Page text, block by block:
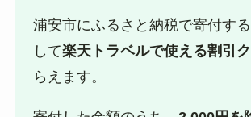
浦安市にふるさと納税で寄付す
して楽天トラベルで使える割引
らえます。